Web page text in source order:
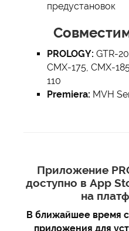
предустановок
PROLOGY: GTR-
CMX-175, CMX-
110
Premiera: MVH
Приложение
доступно в App
на
В ближайшее время
приложения для